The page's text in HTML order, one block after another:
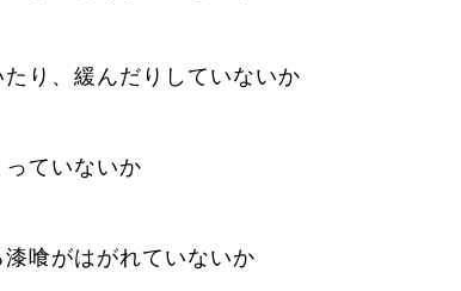
り、緩んだりしていないか
っていないか
喰がはがれていないか